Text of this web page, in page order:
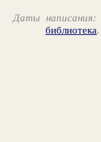
Даты написания:
библиотека.